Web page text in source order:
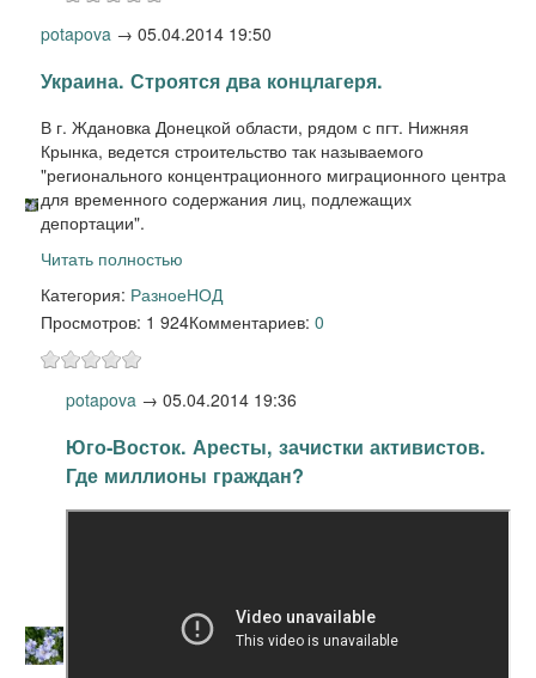
potapova → 05.04.2014 19:50
Украина. Строятся два концлагеря.
В г. Ждановка Донецкой области, рядом с пгт. Нижняя
Крынка, ведется строительство так называемого
"регионального концентрационного миграционного центра
для временного содержания лиц, подлежащих
депортации".
Читать полностью
Категория: РазноеНОД
Просмотров: 1 924Комментариев: 0
potapova → 05.04.2014 19:36
Юго-Восток. Аресты, зачистки активистов.
Где миллионы граждан?